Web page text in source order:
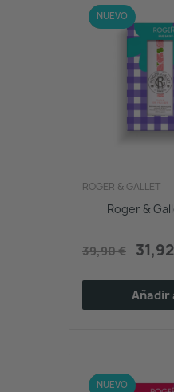
ROGER & GALLET
Roger &
39,90 €
Añadir
-20%
NUEVO
-20%
NUEVO